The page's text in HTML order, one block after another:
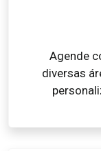
Agende
diversas